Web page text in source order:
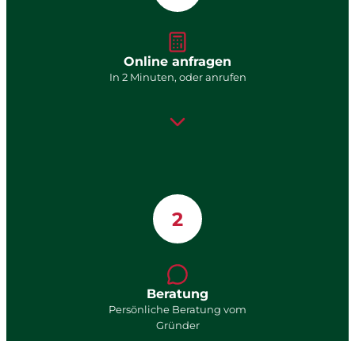
Online anfragen
In 2 Minuten, oder anrufen
2
Beratung
Persönliche Beratung vom
Gründer